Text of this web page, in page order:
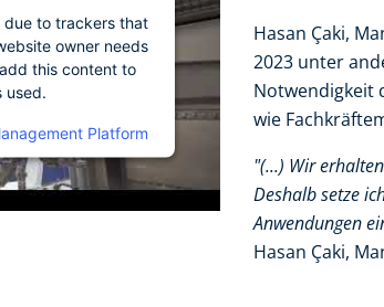
to trackers that
owner needs
this content to
used.
Platform
Hasan Çaki,
2023 unter
Notwendigkeit
wie
"(...) Wir
Deshalb setze
Anwendungen
Hasan Çaki,